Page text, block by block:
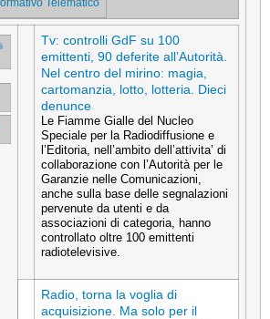
Tv: controlli GdF su 100
emittenti, 90 deferite all’Autorità.
Nel centro del mirino: magia,
cartomanzia, lotto, lotteria. Dieci
denunce
Le Fiamme Gialle del Nucleo
Speciale per la Radiodiffusione e
l’Editoria, nell’ambito dell’attivita’ di
collaborazione con l’Autorità per le
Garanzie nelle Comunicazioni,
anche sulla base delle segnalazioni
pervenute da utenti e da
associazioni di categoria, hanno
controllato oltre 100 emittenti
radiotelevisive.
Radio, torna la voglia di
acquisizione. Ma solo per il